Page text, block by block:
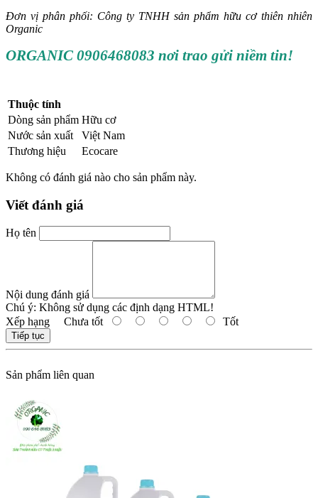
Đơn vị phân phối: Công ty TNHH sản phẩm hữu cơ thiên nhiên
Organic
ORGANIC 0906468083 nơi trao gửi niềm tin!
Thuộc tính
Dòng sản phẩm Hữu cơ
Nước sản xuất
Việt Nam
Thương hiệu
Ecocare
Không có đánh giá nào cho sản phẩm này.
Viết đánh giá
Họ tên
Nội dung đánh giá
Chú ý: Không sử dụng các định dạng HTML!
Xếp hạng Chưa tốt Tốt
Tiếp tục
Sản phẩm liên quan